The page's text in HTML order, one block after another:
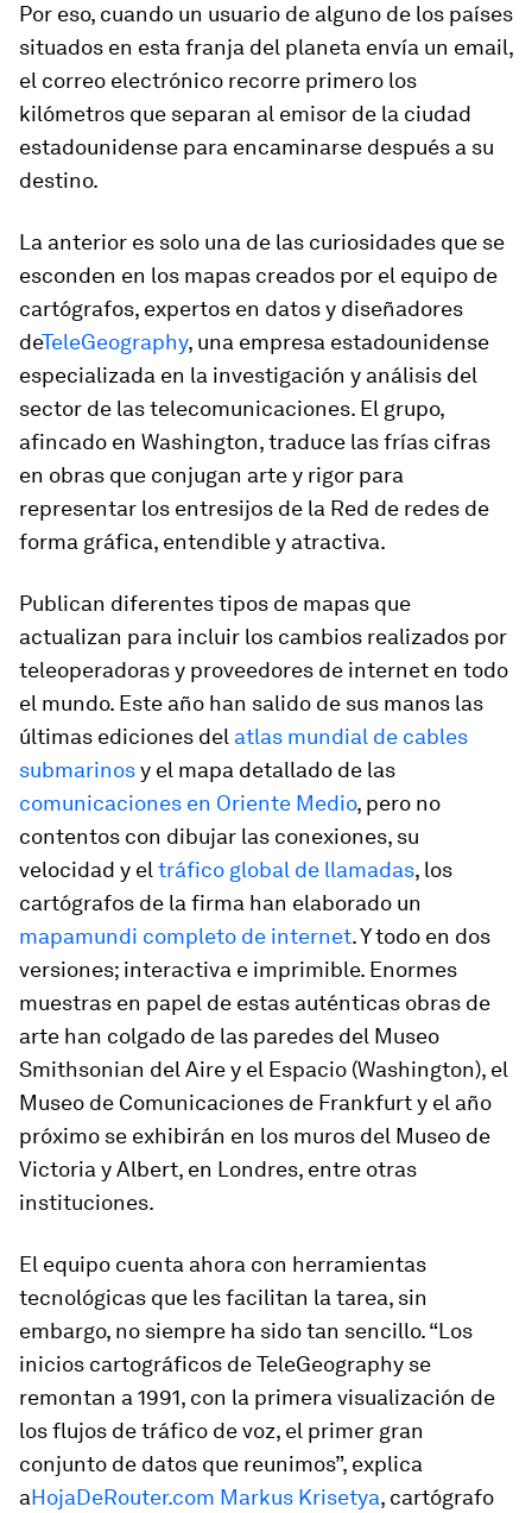
Por eso, cuando un usuario de alguno de los países
situados en esta franja del planeta envía un email,
el correo electrónico recorre primero los
kilómetros que separan al emisor de la ciudad
estadounidense para encaminarse después a su
destino.
La anterior es solo una de las curiosidades que se
esconden en los mapas creados por el equipo de
cartógrafos, expertos en datos y diseñadores
deTeleGeography, una empresa estadounidense
especializada en la investigación y análisis del
sector de las telecomunicaciones. El grupo,
afincado en Washington, traduce las frías cifras
en obras que conjugan arte y rigor para
representar los entresijos de la Red de redes de
forma gráfica, entendible y atractiva.
Publican diferentes tipos de mapas que
actualizan para incluir los cambios realizados por
teleoperadoras y proveedores de internet en todo
el mundo. Este año han salido de sus manos las
últimas ediciones del atlas mundial de cables
submarinosy el mapa detallado de las
comunicaciones en Oriente Medio, pero no
contentos con dibujar las conexiones, su
velocidad y el tráfico global de llamadas, los
cartógrafos de la firma han elaborado un
mapamundi completo de internet. Y todo en dos
versiones; interactiva e imprimible. Enormes
muestras en papel de estas auténticas obras de
arte han colgado de las paredes del Museo
Smithsonian del Aire y el Espacio (Washington), el
Museo de Comunicaciones de Frankfurt y el año
próximo se exhibirán en los muros del Museo de
Victoria y Albert, en Londres, entre otras
instituciones.
El equipo cuenta ahora con herramientas
tecnológicas que les facilitan la tarea, sin
embargo, no siempre ha sido tan sencillo. “Los
inicios cartográficos de TeleGeography se
remontan a 1991, con la primera visualización de
los flujos de tráfico de voz, el primer gran
conjunto de datos que reunimos”, explica
aHojaDeRouter.com Markus Krisetya, cartógrafo